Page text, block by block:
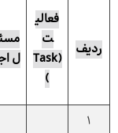
ردیف
فعالی
ت
(Task
)
ل
1